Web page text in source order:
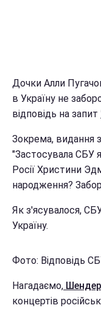
Дочки Алли
в Україну не
відповідь на запит
Зокрема, видання
"Застосувала СБУ
Росії Христини
народження?
Як з'ясувалося,
Україну.
Фото: Відповідь
Нагадаємо,
концертів